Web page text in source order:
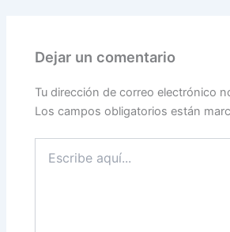
Dejar un comentario
Tu dirección de correo electrónico
Los campos obligatorios están
aquí...